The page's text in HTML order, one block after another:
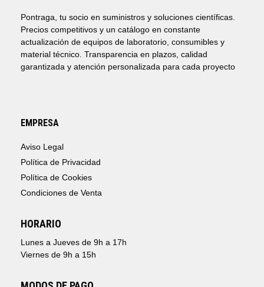
Pontraga, tu socio en suministros y soluciones científicas.
Precios competitivos y un catálogo en constante
actualización de equipos de laboratorio, consumibles y
material técnico. Transparencia en plazos, calidad
garantizada y atención personalizada para cada proyecto
EMPRESA
Aviso Legal
Política de Privacidad
Política de Cookies
Condiciones de Venta
HORARIO
Lunes a Jueves de 9h a 17h
Viernes de 9h a 15h